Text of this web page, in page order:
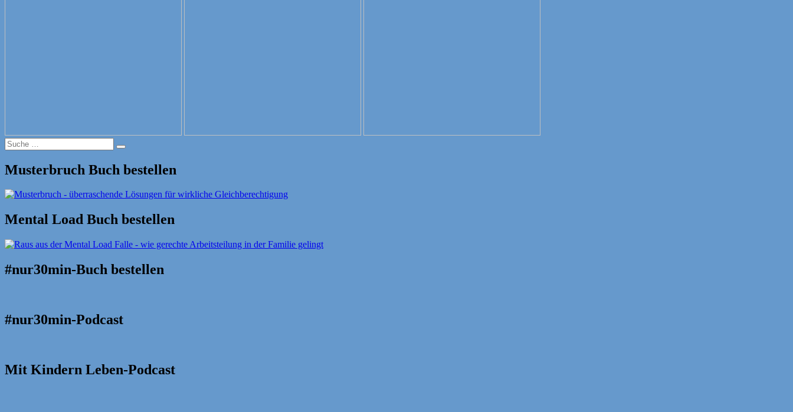
Suche
nach:
Suche
Musterbruch Buch bestellen
Mental Load Buch bestellen
#nur30min-Buch bestellen
#nur30min-Podcast
Mit Kindern Leben-Podcast